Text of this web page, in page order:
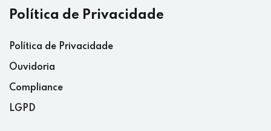
Política de Privacidade
Política de Privacidade
Ouvidoria
Compliance
LGPD